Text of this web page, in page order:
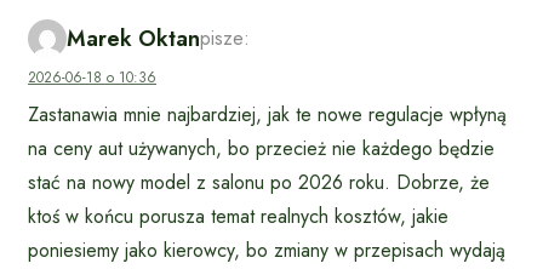
Marek Oktanpisze:
2026-06-18 o 10:36
Zastanawia mnie najbardziej, jak te nowe regulacje wpłyną
na ceny aut używanych, bo przecież nie każdego będzie
stać na nowy model z salonu po 2026 roku. Dobrze, że
ktoś w końcu porusza temat realnych kosztów, jakie
poniesiemy jako kierowcy, bo zmiany w przepisach wydają